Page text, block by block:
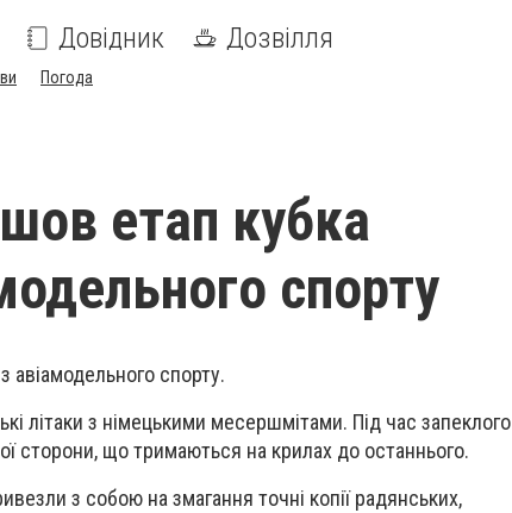
Довідник Дозвілля
Погода
етап кубка
спорту
авіамодельного спорту.
літаки з німецькими месершмітами. Під час запеклого
сторони, що тримаються на крилах до останнього.
з собою на змагання точні копії радянських,